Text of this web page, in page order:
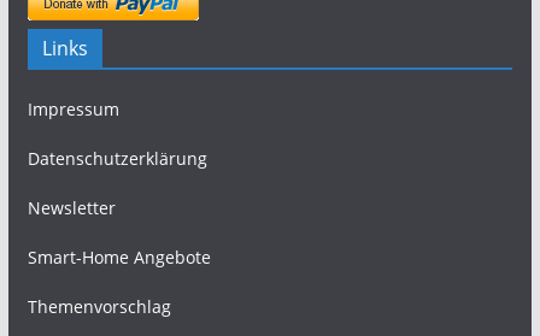
Links
Impressum
Datenschutzerklärung
Newsletter
Smart-Home Angebote
Themenvorschlag